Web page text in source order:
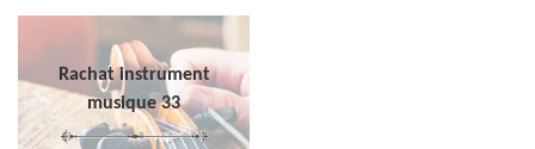
Rachat instrument
musique 33